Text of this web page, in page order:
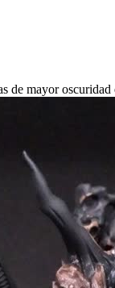
de mayor